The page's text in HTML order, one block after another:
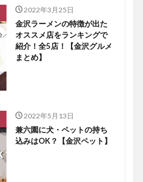
2022年3月25日
金沢ラーメンの特徴が出た
オススメ店をランキングで
紹介！全5店！【金沢グルメ
まとめ】
2022年5月13日
兼六園に犬・ペットの持ち
込みはOK？【金沢ペット】